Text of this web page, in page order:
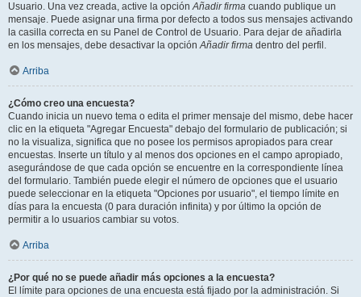
Usuario. Una vez creada, active la opciónAñadir firma cuando publique un
mensaje. Puede asignar una firma por defecto a todos sus mensajes activando
la casilla correcta en su Panel de Control de Usuario. Para dejar de añadirla
en los mensajes, debe desactivar la opciónAñadir firma dentro del perfil.
Arriba
¿Cómo creo una encuesta?
Cuando inicia un nuevo tema o edita el primer mensaje del mismo, debe hacer
clic en la etiqueta "Agregar Encuesta" debajo del formulario de publicación; si
no la visualiza, significa que no posee los permisos apropiados para crear
encuestas. Inserte un título y al menos dos opciones en el campo apropiado,
asegurándose de que cada opción se encuentre en la correspondiente línea
del formulario. También puede elegir el número de opciones que el usuario
puede seleccionar en la etiqueta "Opciones por usuario", el tiempo límite en
días para la encuesta (0 para duración infinita) y por último la opción de
permitir a lo usuarios cambiar su votos.
Arriba
¿Por qué no se puede añadir más opciones a la encuesta?
El límite para opciones de una encuesta está fijado por la administración. Si